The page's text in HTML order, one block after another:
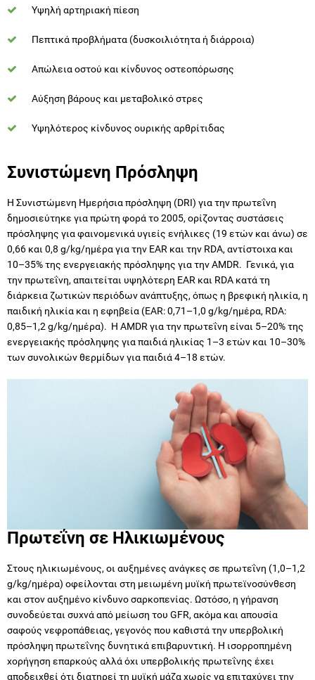
Υψηλή αρτηριακή πίεση
Πεπτικά προβλήματα (δυσκοιλιότητα ή διάρροια)
Απώλεια οστού και κίνδυνος οστεοπόρωσης
Αύξηση βάρους και μεταβολικό στρες
Υψηλότερος κίνδυνος ουρικής αρθρίτιδας
Συνιστώμενη Πρόσληψη
Η Συνιστώμενη Ημερήσια πρόσληψη (DRI) για την πρωτεΐνη
δημοσιεύτηκε για πρώτη φορά το 2005, ορίζοντας συστάσεις
πρόσληψης για φαινομενικά υγιείς ενήλικες (19 ετών και άνω) σε
0,66 και 0,8 g/kg/ημέρα για την EAR και την RDA, αντίστοιχα και
10–35% της ενεργειακής πρόσληψης για την AMDR. Γενικά, για
την πρωτεΐνη, απαιτείται υψηλότερη EAR και RDA κατά τη
διάρκεια ζωτικών περιόδων ανάπτυξης, όπως η βρεφική ηλικία, η
παιδική ηλικία και η εφηβεία (EAR: 0,71–1,0 g/kg/ημέρα, RDA:
0,85–1,2 g/kg/ημέρα). Η AMDR για την πρωτεΐνη είναι 5–20% της
ενεργειακής πρόσληψης για παιδιά ηλικίας 1–3 ετών και 10–30%
των συνολικών θερμίδων για παιδιά 4–18 ετών.
Πρωτεΐνη σε Ηλικιωμένους
Στους ηλικιωμένους, οι αυξημένες ανάγκες σε πρωτεΐνη (1,0–1,2
g/kg/ημέρα) οφείλονται στη μειωμένη μυϊκή πρωτεϊνοσύνθεση
και στον αυξημένο κίνδυνο σαρκοπενίας. Ωστόσο, η γήρανση
συνοδεύεται συχνά από μείωση του GFR, ακόμα και απουσία
σαφούς νεφροπάθειας, γεγονός που καθιστά την υπερβολική
πρόσληψη πρωτεΐνης δυνητικά επιβαρυντική. Η ισορροπημένη
χορήγηση επαρκούς αλλά όχι υπερβολικής πρωτεΐνης έχει
αποδειχθεί ότι διατηρεί τη μυϊκή μάζα χωρίς να επιταχύνει την